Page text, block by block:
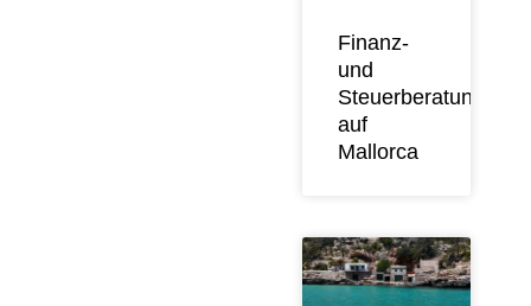
Finanz-
und
Steuerberatung
auf
Mallorca